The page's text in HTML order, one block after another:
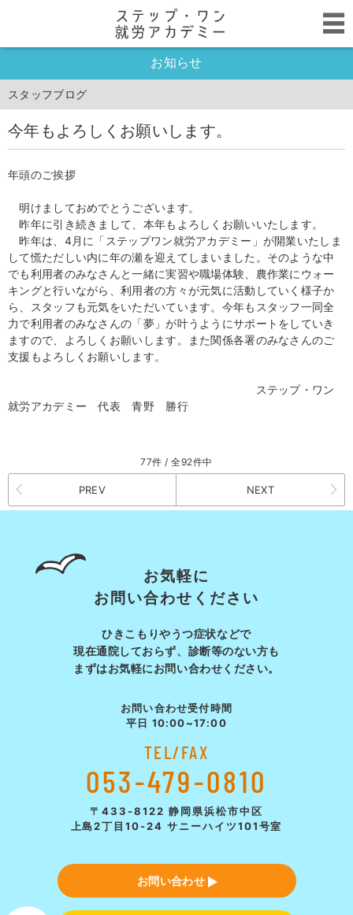
お知らせ
スタッフブログ
今年もよろしくお願いします。
年頭のご挨拶
明けましておめでとうございます。
昨年に引き続きまして、本年もよろしくお願いいたします。
昨年は、4月に「ステップワン就労アカデミー」が開業いたしま
して慌ただしい内に年の瀬を迎えてしまいました。そのような中
でも利用者のみなさんと一緒に実習や職場体験、農作業にウォー
キングと行いながら、利用者の方々が元気に活動していく様子か
ら、スタッフも元気をいただいています。今年もスタッフ一同全
力で利用者のみなさんの「夢」が叶うようにサポートをしていき
ますので、よろしくお願いします。また関係各署のみなさんのご
支援もよろしくお願いします。
ステップ・ワン
就労アカデミー 代表 青野 勝行
77件 / 全92件中
PREV NEXT
お気軽に
お問い合わせください
ひきこもりやうつ症状などで
現在通院しておらず、診断等のない方も
まずはお気軽にお問い合わせください。
お問い合わせ受付時間
平日 10:00~17:00
TEL/FAX
053-479-0810
〒433-8122 静岡県浜松市中区
上島2丁目10-24 サニーハイツ101号室
お問い合わせ